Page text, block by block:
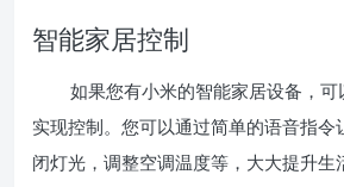
智能家居控制
如果您有小米的智能家居设备，
实现控制。您可以通过简单的语音指令
闭灯光，调整空调温度等，大大提升生